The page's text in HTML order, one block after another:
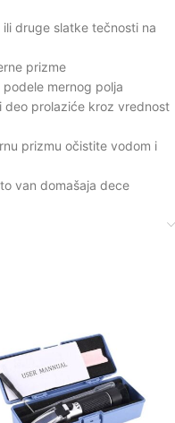
druge slatke tečnosti na
prizme
mernog polja
deo prolaziće kroz vrednost
prizmu očistite vodom i
van domašaja dece